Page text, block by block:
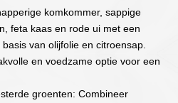
komkommer, sappige
feta kaas en rode ui met een
van olijfolie en citroensap.
en voedzame optie voor een
groenten: Combineer